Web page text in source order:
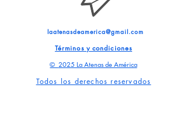
laatenasdeamerica@gmail.com
Términos y condiciones
© 2025 La Atenas de América
Todos los derechos reservados